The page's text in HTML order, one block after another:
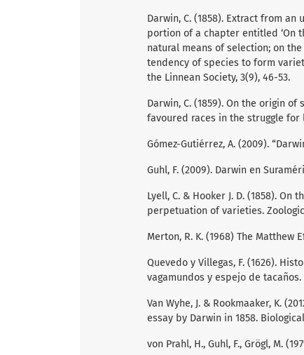
Darwin, C. (1858). Extract from
portion of a chapter entitled ‘On
natural means of selection; on
tendency of species to form
the Linnean Society, 3(9), 46-53.
Darwin, C. (1859). On the origin
favoured races in the struggle for
Gómez-Gutiérrez, A. (2009).
Guhl, F. (2009). Darwin en
Lyell, C. & Hooker J. D. (1858).
perpetuation of varieties.
Merton, R. K. (1968) The Matthew
Quevedo y Villegas, F. (1626).
vagamundos y espejo de tacaños.
Van Wyhe, J. & Rookmaaker, K.
essay by Darwin in 1858.
von Prahl, H., Guhl, F., Grögl, M.